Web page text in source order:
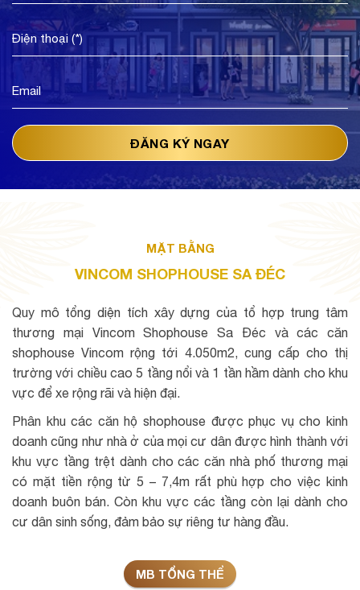
MẶT BẰNG
VINCOM SHOPHOUSE SA ĐÉC
Quy mô tổng diện tích xây dựng của tổ hợp trung tâm
thương mại Vincom Shophouse Sa Đéc và các căn
shophouse Vincom rộng tới 4.050m2, cung cấp cho thị
trường với chiều cao 5 tầng nổi và 1 tần hầm dành cho khu
vực để xe rộng rãi và hiện đại.
Phân khu các căn hộ shophouse được phục vụ cho kinh
doanh cũng như nhà ở của mọi cư dân được hình thành với
khu vực tầng trệt dành cho các căn nhà phố thương mại
có mặt tiền rộng từ 5 – 7,4m rất phù hợp cho việc kinh
doanh buôn bán. Còn khu vực các tầng còn lại dành cho
cư dân sinh sống, đảm bảo sự riêng tư hàng đầu.
MB TỔNG THỂ